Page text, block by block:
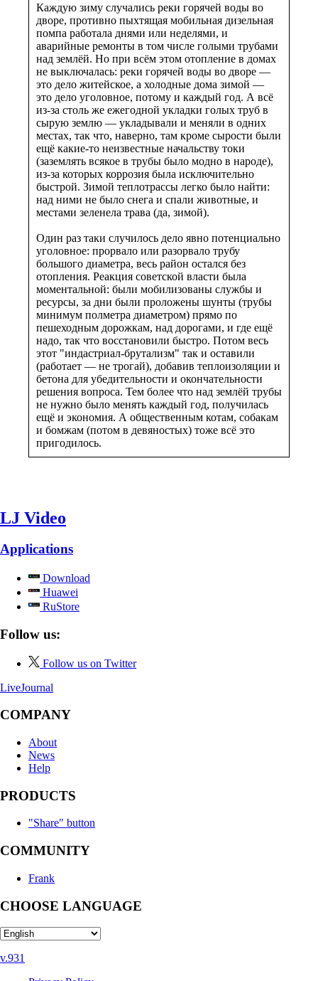
Каждую зиму случались реки горячей воды во
дворе, противно пыхтящая мобильная дизельная
помпа работала днями или неделями, и
аварийные ремонты в том числе голыми трубами
над землёй. Но при всём этом отопление в домах
не выключалась: реки горячей воды во дворе —
это дело житейское, а холодные дома зимой —
это дело уголовное, потому и каждый год. А всё
из-за столь же ежегодной укладки голых труб в
сырую землю — укладывали и меняли в одних
местах, так что, наверно, там кроме сырости были
ещё какие-то неизвестные начальству токи
(заземлять всякое в трубы было модно в народе),
из-за которых коррозия была исключительно
быстрой. Зимой теплотрассы легко было найти:
над ними не было снега и спали животные, и
местами зеленела трава (да, зимой).
Один раз таки случилось дело явно потенциально
уголовное: прорвало или разорвало трубу
большого диаметра, весь район остался без
отопления. Реакция советской власти была
моментальной: были мобилизованы службы и
ресурсы, за дни были проложены шунты (трубы
минимум полметра диаметром) прямо по
пешеходным дорожкам, над дорогами, и где ещё
надо, так что восстановили быстро. Потом весь
этот "индастриал-брутализм" так и оставили
(работает — не трогай), добавив теплоизоляции и
бетона для убедительности и окончательности
решения вопроса. Тем более что над землёй трубы
не нужно было менять каждый год, получилась
ещё и экономия. А общественным котам, собакам
и бомжам (потом в девяностых) тоже всё это
пригодилось.
LJ Video
Applications
Download
Huawei
RuStore
Follow us:
Follow us on Twitter
LiveJournal
COMPANY
About
News
Help
PRODUCTS
"Share" button
COMMUNITY
Frank
CHOOSE LANGUAGE
v.931